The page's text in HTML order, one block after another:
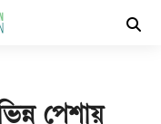
পেশায়